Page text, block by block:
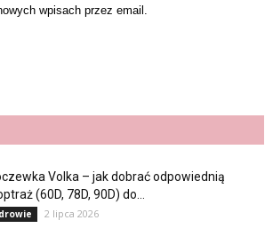
wpisach przez email.
Volka – jak dobrać odpowiednią
(60D, 78D, 90D) do...
2 lipca 2026